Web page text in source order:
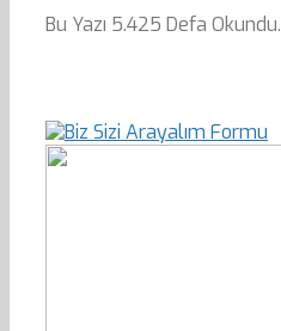
Bu Yazı 5.425 Defa Okundu.